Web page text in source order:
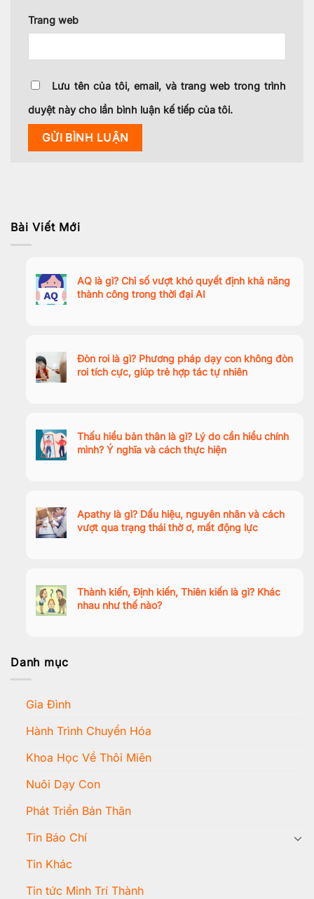
Trang web
Lưu tên của tôi, email, và trang web trong trình
duyệt này cho lần bình luận kế tiếp của tôi.
Bài Viết Mới
AQ là gì? Chỉ số vượt khó quyết định khả năng
thành công trong thời đại AI
Đòn roi là gì? Phương pháp dạy con không đòn
roi tích cực, giúp trẻ hợp tác tự nhiên
Thấu hiểu bản thân là gì? Lý do cần hiểu chính
mình? Ý nghĩa và cách thực hiện
Apathy là gì? Dấu hiệu, nguyên nhân và cách
vượt qua trạng thái thờ ơ, mất động lực
Thành kiến, Định kiến, Thiên kiến là gì? Khác
nhau như thế nào?
Danh mục
Gia Đình
Hành Trình Chuyển Hóa
Khoa Học Về Thôi Miên
Nuôi Dạy Con
Phát Triển Bản Thân
Tin Báo Chí
Tin Khác
Tin tức Minh Trí Thành